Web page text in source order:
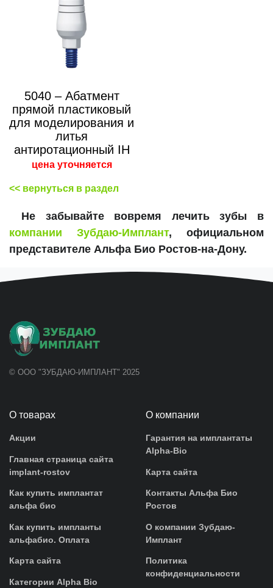
5040 – Абатмент
прямой пластиковый
для моделирования и
литья
антиротационный IH
цена уточняется
<< вернуться в раздел
Не забывайте вовремя лечить зубы в
компании Зубдаю-Имплант, официальном
представителе Альфа Био Ростов-на-Дону.
© ООО "ЗУБДАЮ-ИМПЛАНТ" 2025
О товарах
Акции
Главная страница сайта
implant-rostov
Как купить имплантат
альфа био
Как купить импланты
альфабио. Оплата
Карта сайта
Категории Alpha Bio
О компании
Гарантия на имплантаты
Alpha-Bio
Карта сайта
Контакты Альфа Био
Ростов
О компании Зубдаю-
Имплант
Политика
конфиденциальности